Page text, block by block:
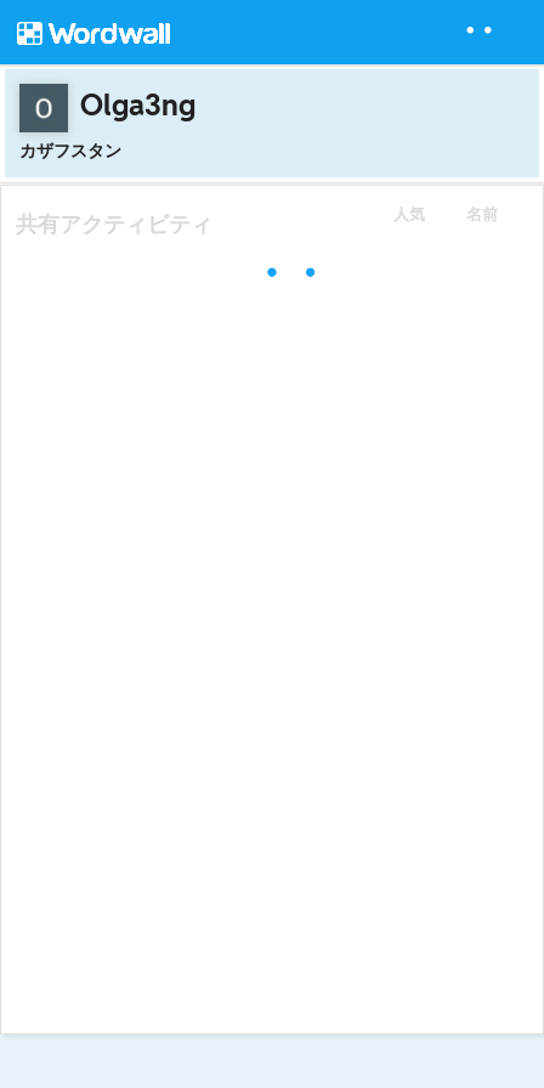
Olga3ng
カザフスタン
人気 名前
共有アクティビティ